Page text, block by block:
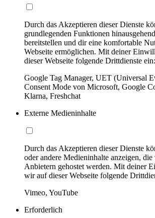
Durch das Akzeptieren dieser Dienste
grundlegenden Funktionen
bereitstellen und dir eine komfortable
Webseite ermöglichen. Mit deiner
dieser Webseite folgende Drittdienste ein:
Google Tag Manager, UET (Universal
Consent Mode von Microsoft, Google
Klarna, Freshchat
Externe Medieninhalte
Durch das Akzeptieren dieser Dienste
oder andere Medieninhalte anzeigen, die
Anbietern gehostet werden. Mit deiner
wir auf dieser Webseite folgende
Vimeo, YouTube
Erforderlich